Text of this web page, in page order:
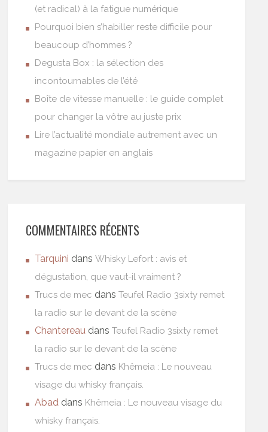
(et radical) à la fatigue numérique
Pourquoi bien s’habiller reste difficile pour
beaucoup d’hommes ?
Degusta Box : la sélection des
incontournables de l’été
Boîte de vitesse manuelle : le guide complet
pour changer la vôtre au juste prix
Lire l’actualité mondiale autrement avec un
magazine papier en anglais
COMMENTAIRES RÉCENTS
Tarquini dansWhisky Lefort : avis et
dégustation, que vaut-il vraiment ?
Trucs de mec dansTeufel Radio 3sixty remet
la radio sur le devant de la scène
Chantereau dansTeufel Radio 3sixty remet
la radio sur le devant de la scène
Trucs de mec dans Khêmeia : Le nouveau
visage du whisky français.
Abad dans Khêmeia : Le nouveau visage du
whisky français.